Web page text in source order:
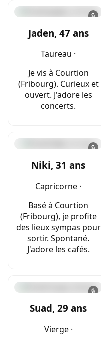
🔒
Jaden, 47 ans
Taureau ·
Je vis à Courtion
(Fribourg). Curieux et
ouvert. J'adore les
concerts.
🔒
Niki, 31 ans
Capricorne ·
Basé à Courtion
(Fribourg), je profite
des lieux sympas pour
sortir. Spontané.
J'adore les cafés.
🔒
Suad, 29 ans
Vierge ·